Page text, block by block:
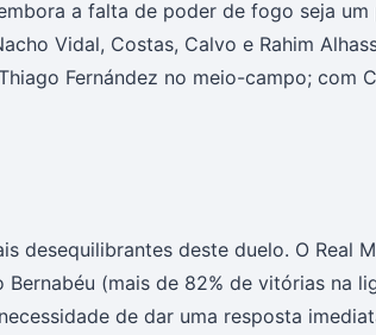
a falta de poder de fogo seja
Vidal, Costas, Calvo e Rahim
Fernández no meio-campo; com
desequilibrantes deste duelo. O Real
(mais de 82% de vitórias na
de dar uma resposta